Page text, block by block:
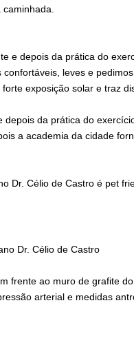
caminhada.
e depois da prática do
leves e
exposição solar e traz
depois da prática do
a academia da cidade
Dr. Célio de Castro é pet
Dr. Célio de Castro
frente ao muro de grafite
arterial e medidas